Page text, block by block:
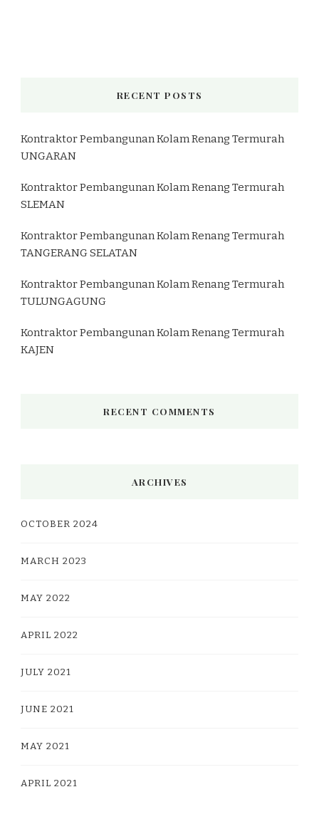
RECENT POSTS
Kontraktor Pembangunan Kolam Renang Termurah
UNGARAN
Kontraktor Pembangunan Kolam Renang Termurah
SLEMAN
Kontraktor Pembangunan Kolam Renang Termurah
TANGERANG SELATAN
Kontraktor Pembangunan Kolam Renang Termurah
TULUNGAGUNG
Kontraktor Pembangunan Kolam Renang Termurah
KAJEN
RECENT COMMENTS
ARCHIVES
OCTOBER 2024
MARCH 2023
MAY 2022
APRIL 2022
JULY 2021
JUNE 2021
MAY 2021
APRIL 2021